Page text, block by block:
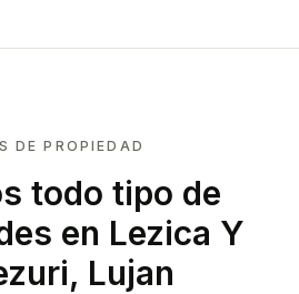
DE PROPIEDAD
todo tipo de
en Lezica Y
Lujan